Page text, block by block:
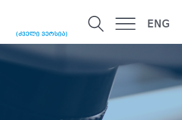
(ძველი ვერსია)
ENG